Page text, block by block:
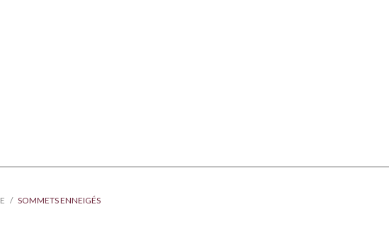
SOMMETS ENNEIGÉS